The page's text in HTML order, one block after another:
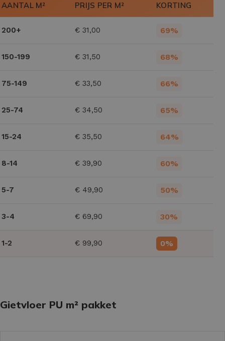
AANTAL M² PRIJS PER M² KORTING
200+ € 31,00 69%
150-199 € 31,50 68%
75-149 € 33,50 66%
25-74 € 34,50 65%
15-24 € 35,50 64%
8-14 € 39,90 60%
5-7 € 49,90 50%
3-4 € 69,90 30%
1-2 € 99,90 0%
Gietvloer PU m² pakket